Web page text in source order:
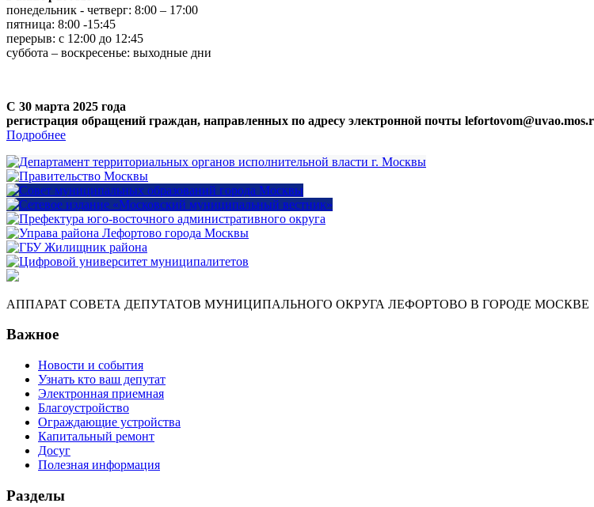
понедельник - четверг: 8:00 – 17:00
пятница: 8:00 -15:45
перерыв: с 12:00 до 12:45
суббота – воскресенье: выходные дни
С 30 марта 2025 года
регистрация обращений граждан, направленных по адресу электронной почты
Подробнее
АППАРАТ СОВЕТА ДЕПУТАТОВ МУНИЦИПАЛЬНОГО ОКРУГА ЛЕФОРТОВО В ГОРОДЕ МОСКВЕ
Важное
Новости и события
Узнать кто ваш депутат
Электронная приемная
Благоустройство
Ограждающие устройства
Капитальный ремонт
Досуг
Полезная информация
Разделы